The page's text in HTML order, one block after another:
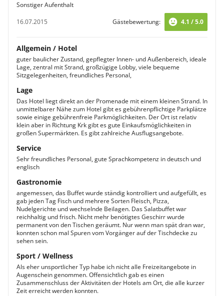
Sonstiger Aufenthalt
16.07.2015
Gästebewertung: 4.1 / 5.0
Allgemein / Hotel
guter baulicher Zustand, gepflegter Innen- und Außenbereich, ideale
Lage, zentral mit Strand, großzügige Lobby, viele bequeme
Sitzgelegenheiten, freundliches Personal,
Lage
Das Hotel liegt direkt an der Promenade mit einem kleinen Strand. In
unmittelbarer Nähe zum Hotel gibt es gebührenpflichtige Parkplätze
sowie einige gebührenfreie Parkmöglichkeiten. Der Ort ist relativ
klein aber in Richtung Krk gibt es gute Einkaufsmöglichkeiten in
großen Supermärkten. Es gibt zahlreiche Ausflugsangebote.
Service
Sehr freundliches Personal, gute Sprachkompetenz in deutsch und
englisch
Gastronomie
angemessen, das Buffet wurde ständig kontrolliert und aufgefüllt, es
gab jeden Tag Fisch und mehrere Sorten Fleisch, Pizza,
Nudelgerichte und wechselnde Beilagen. Das Salatbuffet war
reichhaltig und frisch. Nicht mehr benötigtes Geschirr wurde
permanent von den Tischen geräumt. Nur wenn man spät dran war,
konnten schon mal Spuren vom Vorgänger auf der Tischdecke zu
sehen sein.
Sport / Wellness
Als eher unsportlicher Typ habe ich nicht alle Freizeitangebote in
Augenschein genommen. Offensichtlich gab es einen
Zusammenschluss der Aktivitäten der Hotels am Ort, die alle kurzer
Zeit erreicht werden konnten.